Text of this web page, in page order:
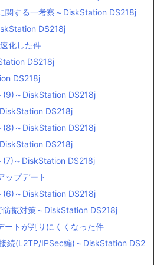
関する一考察～DiskStation DS218j
DS218j
化した件
DS218j
DS218j
(9)～DiskStation DS218j
DS218j
(8)～DiskStation DS218j
DS218j
(7)～DiskStation DS218j
ップデート
(6)～DiskStation DS218j
防振対策～DiskStation DS218j
ートが判りにくくなった件
続(L2TP/IPSec編)～DiskStation DS2